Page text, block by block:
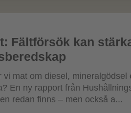
Fältförsök kan
vi mat om diesel,
En ny rapport från
redan finns – men också a...